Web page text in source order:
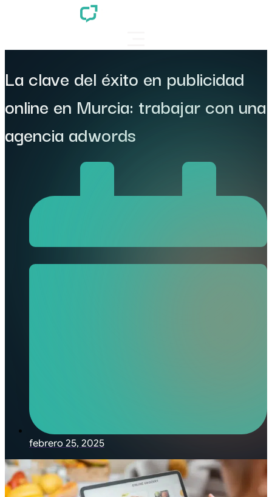
La clave del éxito en publicidad
online en Murcia: trabajar con una
agencia adwords
febrero 25, 2025